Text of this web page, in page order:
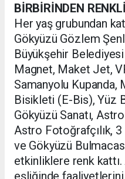
BİRBİRİNDEN
Her yaş grubundan
Gökyüzü Gözlem
Büyükşehir
Magnet, Maket Jet,
Samanyolu Kupanda,
Bisikleti (E-Bis), Yüz
Gökyüzü Sanatı,
Astro Fotoğrafçılık,
ve Gökyüzü
etkinliklere renk
eşliğinde